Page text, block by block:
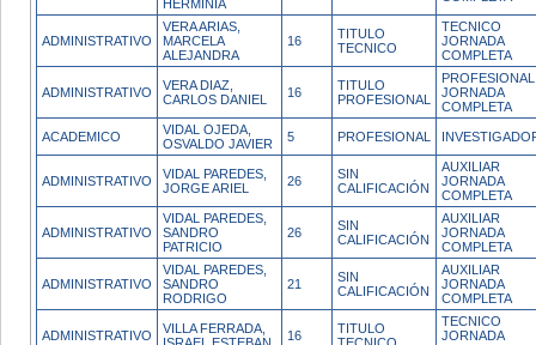
HERMINIA
ADMINISTRATIVO
VERA ARIAS,
MARCELA
ALEJANDRA
16
TITULO
TECNICO
TECNICO
JORNADA
COMPLETA
ADMINISTRATIVO
VERA DIAZ,
CARLOS DANIEL
16
TITULO
PROFESIONAL
PROFESIONAL
JORNADA
COMPLETA
ACADEMICO
VIDAL OJEDA,
OSVALDO JAVIER
5 PROFESIONAL
ADMINISTRATIVO
VIDAL PAREDES,
JORGE ARIEL
26
SIN
CALIFICACIÓN
AUXILIAR
JORNADA
COMPLETA
ADMINISTRATIVO
VIDAL PAREDES,
SANDRO
PATRICIO
26
SIN
CALIFICACIÓN
AUXILIAR
JORNADA
COMPLETA
ADMINISTRATIVO
VIDAL PAREDES,
SANDRO
RODRIGO
21
SIN
CALIFICACIÓN
AUXILIAR
JORNADA
COMPLETA
ADMINISTRATIVO
VILLA FERRADA,
16
TITULO
TECNICO
JORNADA